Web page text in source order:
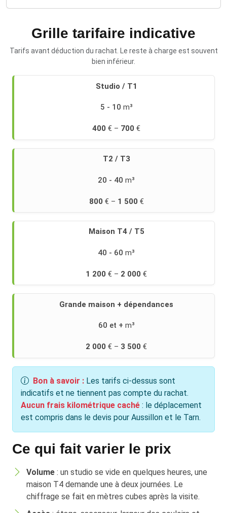
Grille tarifaire indicative
Tarifs avant déduction du rachat. Le reste à charge est souvent
bien inférieur.
Retrouvez
Studio / T1
5 - 10
400 700
T2 / T3
20 - 40
800 1 500
Maison T4 / T5
40 - 60
1 200 2 000
Grande maison + dépendances
60 et +
2 000 3 500
Bon à savoir : Les tarifs ci-dessus sont
indicatifs et ne tiennent pas compte du rachat.
Aucun frais kilométrique caché : le déplacement
est compris dans le devis pour Aussillon et le Tarn.
Ce qui fait varier le prix
Volume : un studio se vide en quelques heures, une
maison T4 demande une à deux journées. Le
chiffrage se fait en mètres cubes après la visite.